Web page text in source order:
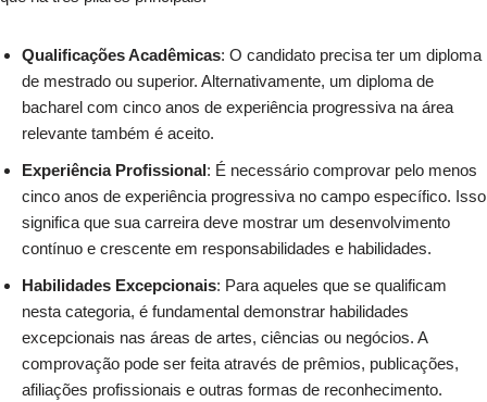
Qualificações Acadêmicas: O candidato precisa ter um diploma
de mestrado ou superior. Alternativamente, um diploma de
bacharel com cinco anos de experiência progressiva na área
relevante também é aceito.
Experiência Profissional: É necessário comprovar pelo menos
cinco anos de experiência progressiva no campo específico. Isso
significa que sua carreira deve mostrar um desenvolvimento
contínuo e crescente em responsabilidades e habilidades.
Habilidades Excepcionais: Para aqueles que se qualificam
nesta categoria, é fundamental demonstrar habilidades
excepcionais nas áreas de artes, ciências ou negócios. A
comprovação pode ser feita através de prêmios, publicações,
afiliações profissionais e outras formas de reconhecimento.